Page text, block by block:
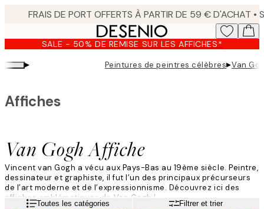
content.SALE - 50% DE REMISE SUR LES AFFICHES*
▸ Peintures de peintres célèbres▸Van
Van Gogh Affiche
Affiches
Vincent van Gogh a vécu aux Pays-Bas au 19ème siècle. Peintre,
dessinateur et graphiste, il fut l’un des principaux précurseurs
de l’art moderne et de l’expressionnisme. Découvrez ici des
affiches emblématiques de Van Gogh !
Lire la suiteToutes les catégories Filtrer et trier